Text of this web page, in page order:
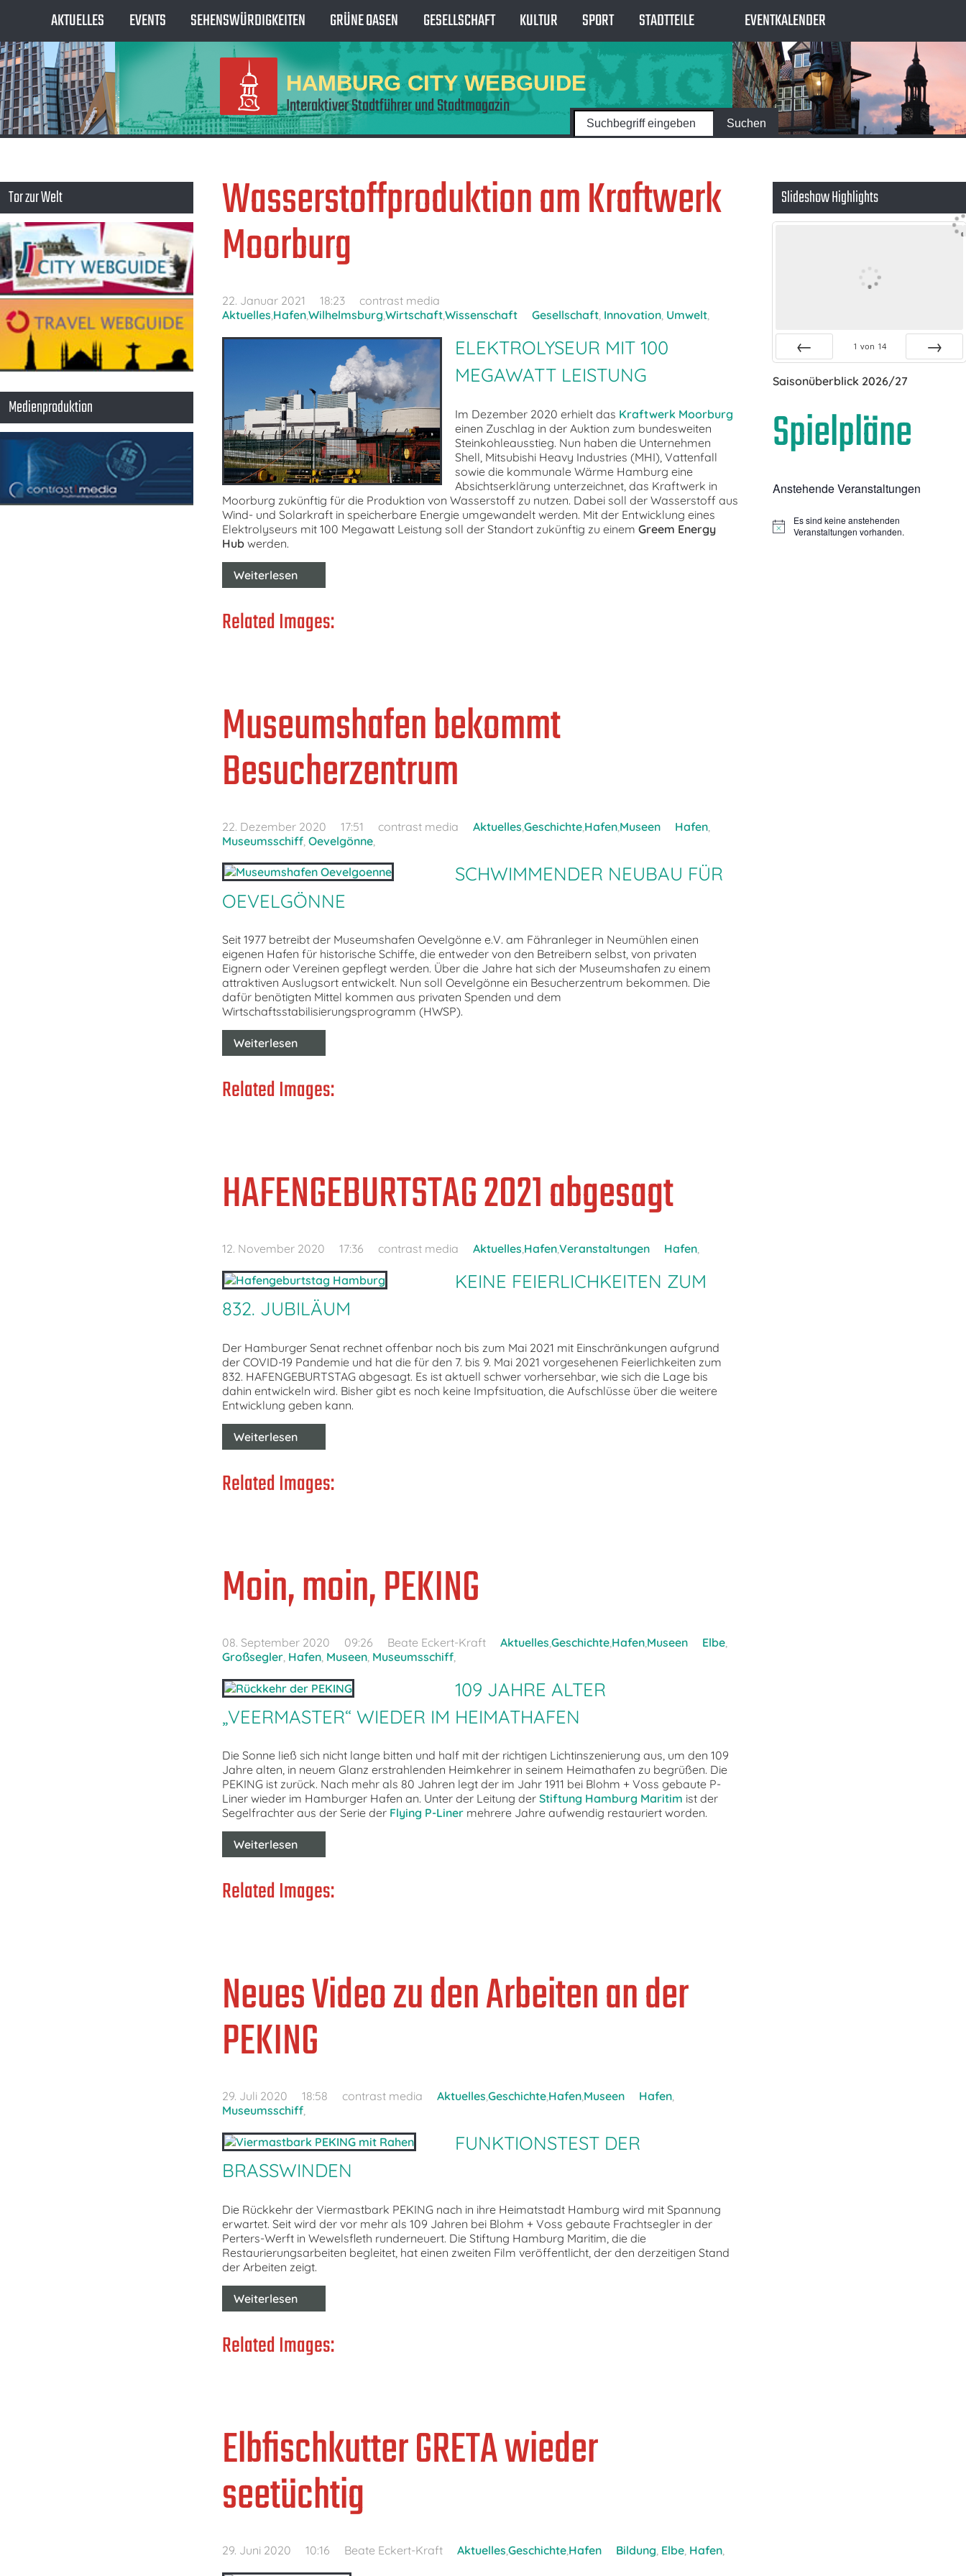
AKTUELLES EVENTS SEHENSWÜRDIGKEITEN GRÜNE OASEN GESELLSCHAFT KULTUR SPORT STADTTEILE EVENTKALENDER
HAMBURG CITY WEBGUIDE
Interaktiver Stadtführer und Stadtmagazin
Wasserstoffproduktion am Kraftwerk
Moorburg
22. Januar 2021 18:23
contrast media
Aktuelles,Hafen,Wilhelmsburg,Wirtschaft,Wissenschaft Gesellschaft, Innovation, Umwelt,
ELEKTROLYSEUR MIT 100
MEGAWATT LEISTUNG
Im Dezember 2020 erhielt das Kraftwerk Moorburg
einen Zuschlag in der Auktion zum bundesweiten
Steinkohleausstieg. Nun haben die Unternehmen
Shell, Mitsubishi Heavy Industries (MHI), Vattenfall
sowie die kommunale Wärme Hamburg eine
Absichtserklärung unterzeichnet, das Kraftwerk in
Moorburg zukünftig für die Produktion von Wasserstoff zu nutzen. Dabei soll der Wasserstoff aus
Wind- und Solarkraft in speicherbare Energie umgewandelt werden. Mit der Entwicklung eines
Elektrolyseurs mit 100 Megawatt Leistung soll der Standort zukünftig zu einem Greem Energy
Hubwerden.
Weiterlesen
Related Images:
Museumshafen bekommt
Besucherzentrum
22. Dezember 2020 17:51 contrast media Aktuelles Geschichte, Hafen, Museen Hafen,
Museumsschiff, Oevelgönne,
SCHWIMMENDER NEUBAU FÜR
OEVELGÖNNE
Seit 1977 betreibt der Museumshafen Oevelgönne e.V. am Fähranleger in Neumühlen einen
eigenen Hafen für historische Schiffe, die entweder von den Betreibern selbst, von privaten
Eignern oder Vereinen gepflegt werden. Über die Jahre hat sich der Museumshafen zu einem
attraktiven Auslugsort entwickelt. Nun soll Oevelgönne ein Besucherzentrum bekommen. Die
dafür benötigten Mittel kommen aus privaten Spenden und dem
Wirtschaftsstabilisierungsprogramm (HWSP).
Weiterlesen
Related Images:
HAFENGEBURTSTAG 2021 abgesagt
12. November 2020 17:36 contrast media Aktuelles,Hafen,Veranstaltungen Hafen,
KEINE FEIERLICHKEITEN ZUM
832. JUBILÄUM
Der Hamburger Senat rechnet offenbar noch bis zum Mai 2021 mit Einschränkungen aufgrund
der COVID-19 Pandemie und hat die für den 7. bis 9. Mai 2021 vorgesehenen Feierlichkeiten zum
832. HAFENGEBURTSTAG abgesagt. Es ist aktuell schwer vorhersehbar, wie sich die Lage bis
dahin entwickeln wird. Bisher gibt es noch keine Impfsituation, die Aufschlüsse über die weitere
Entwicklung geben kann.
Weiterlesen
Related Images:
Moin, moin, PEKING
08. September 2020 09:26 Beate Eckert-Kraft Aktuelles Geschichte, Hafen, Museen Elbe,
Großsegler, Hafen, Museen, Museumsschiff,
109 JAHRE ALTER
„VEERMASTER“ WIEDER IM HEIMATHAFEN
Die Sonne ließ sich nicht lange bitten und half mit der richtigen Lichtinszenierung aus, um den 109
Jahre alten, in neuem Glanz erstrahlenden Heimkehrer in seinem Heimathafen zu begrüßen. Die
PEKING ist zurück. Nach mehr als 80 Jahren legt der im Jahr 1911 bei Blohm + Voss gebaute P-
Liner wieder im Hamburger Hafen an. Unter der Leitung der Stiftung Hamburg Maritim ist der
Segelfrachter aus der Serie der Flying P-Linermehrere Jahre aufwendig restauriert worden.
Weiterlesen
Related Images:
Neues Video zu den Arbeiten an der
PEKING
29. Juli 2020 18:58 contrast media Aktuelles,Geschichte,Hafen,Museen Hafen,
Museumsschiff,
FUNKTIONSTEST DER
BRASSWINDEN
Die Rückkehr der Viermastbark PEKING nach in ihre Heimatstadt Hamburg wird mit Spannung
erwartet. Seit wird der vor mehr als 109 Jahren bei Blohm + Voss gebaute Frachtsegler in der
Perters-Werft in Wewelsfleth runderneuert. Die Stiftung Hamburg Maritim, die die
Restaurierungsarbeiten begleitet, hat einen zweiten Film veröffentlicht, der den derzeitigen Stand
der Arbeiten zeigt.
Weiterlesen
Related Images:
Elbfischkutter GRETA wieder
seetüchtig
29. Juni 2020 10:16 Beate Eckert-Kraft Aktuelles Geschichte, Hafen Bildung Elbe, Hafen,
Tor zur Welt
Medienproduktion
Slideshow Highlights
1 von 14
Saisonüberblick 2026/27
Spielpläne
Anstehende Veranstaltungen
Hinweis
Es sind keine anstehenden
Veranstaltungen vorhanden.